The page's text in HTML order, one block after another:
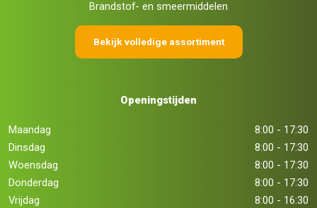
Brandstof- en smeermiddelen
Bekijk volledige assortiment
Openingstijden
Maandag
8:00 - 17:30
Dinsdag
8:00 - 17:30
Woensdag
8:00 - 17:30
Donderdag
8:00 - 17:30
Vrijdag
8:00 - 16:30